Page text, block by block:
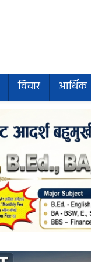
विचार आर्थिक